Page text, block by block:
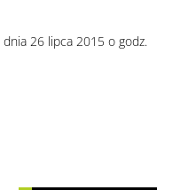
dnia 26 lipca 2015 o godz.